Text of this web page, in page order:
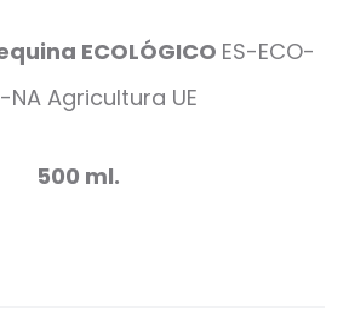
ECOLÓGICO ES-ECO-
NA Agricultura UE
500 ml.